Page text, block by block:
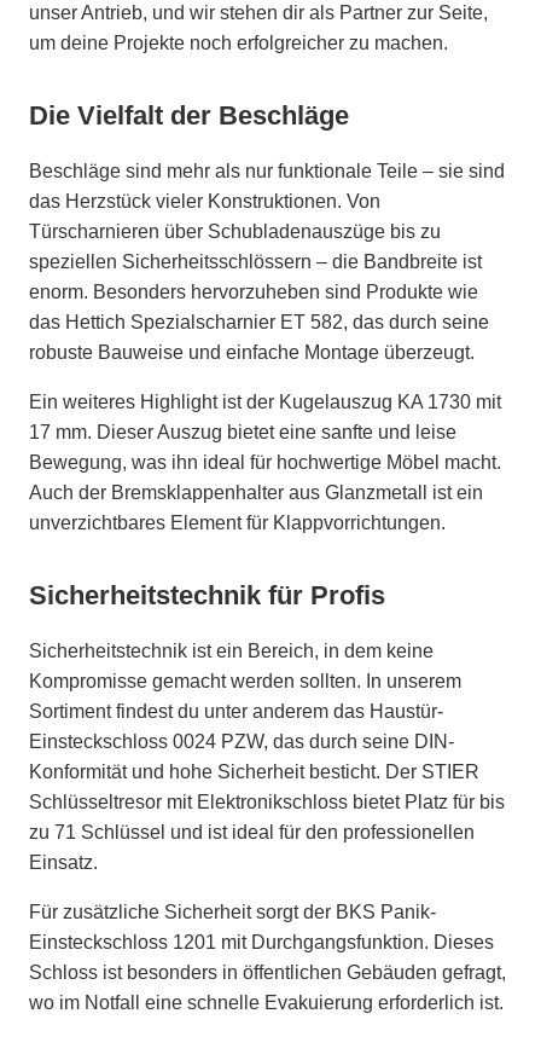
unser Antrieb, und wir stehen dir als Partner zur Seite,
um deine Projekte noch erfolgreicher zu machen.
Die Vielfalt der Beschläge
Beschläge sind mehr als nur funktionale Teile – sie sind
das Herzstück vieler Konstruktionen. Von
Türscharnieren über Schubladenauszüge bis zu
speziellen Sicherheitsschlössern – die Bandbreite ist
enorm. Besonders hervorzuheben sind Produkte wie
das Hettich Spezialscharnier ET 582, das durch seine
robuste Bauweise und einfache Montage überzeugt.
Ein weiteres Highlight ist der Kugelauszug KA 1730 mit
17 mm. Dieser Auszug bietet eine sanfte und leise
Bewegung, was ihn ideal für hochwertige Möbel macht.
Auch der Bremsklappenhalter aus Glanzmetall ist ein
unverzichtbares Element für Klappvorrichtungen.
Sicherheitstechnik für Profis
Sicherheitstechnik ist ein Bereich, in dem keine
Kompromisse gemacht werden sollten. In unserem
Sortiment findest du unter anderem das Haustür-
Einsteckschloss 0024 PZW, das durch seine DIN-
Konformität und hohe Sicherheit besticht. Der STIER
Schlüsseltresor mit Elektronikschloss bietet Platz für bis
zu 71 Schlüssel und ist ideal für den professionellen
Einsatz.
Für zusätzliche Sicherheit sorgt der BKS Panik-
Einsteckschloss 1201 mit Durchgangsfunktion. Dieses
Schloss ist besonders in öffentlichen Gebäuden gefragt,
wo im Notfall eine schnelle Evakuierung erforderlich ist.